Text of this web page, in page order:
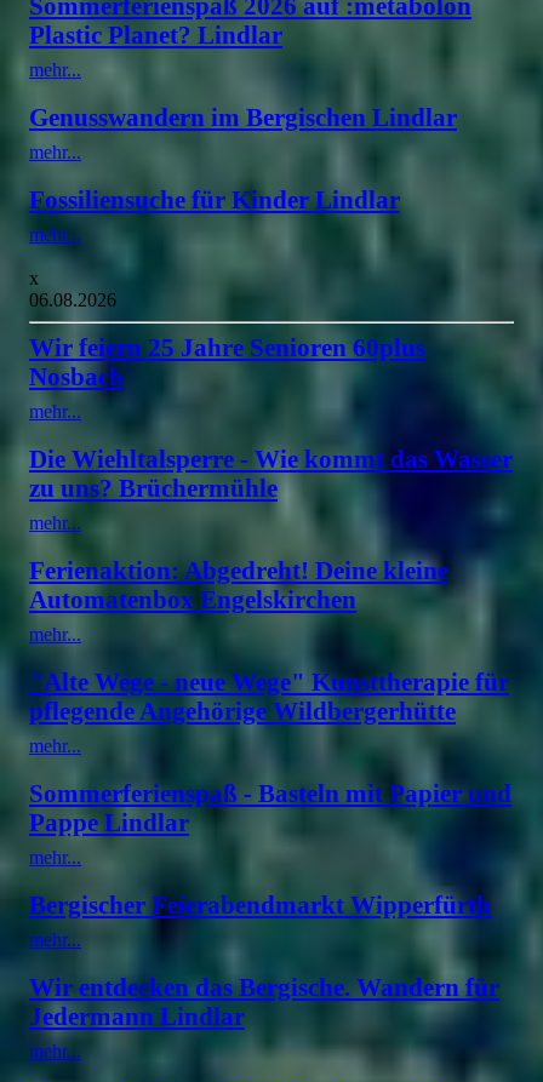
Plastic Planet? Lindlar
mehr...
Genusswandern im Bergischen Lindlar
mehr...
Fossiliensuche für Kinder Lindlar
mehr...
x
06.08.2026
Wir feiern 25 Jahre Senioren 60plus
Nosbach
mehr...
Die Wiehltalsperre - Wie kommt das Wasser
zu uns? Brüchermühle
mehr...
Ferienaktion: Abgedreht! Deine kleine
Automatenbox Engelskirchen
mehr...
"Alte Wege - neue Wege" Kunsttherapie für
pflegende Angehörige Wildbergerhütte
mehr...
Sommerferienspaß - Basteln mit Papier und
Pappe Lindlar
mehr...
Bergischer Feierabendmarkt Wipperfürth
mehr...
Wir entdecken das Bergische. Wandern für
Jedermann Lindlar
mehr...